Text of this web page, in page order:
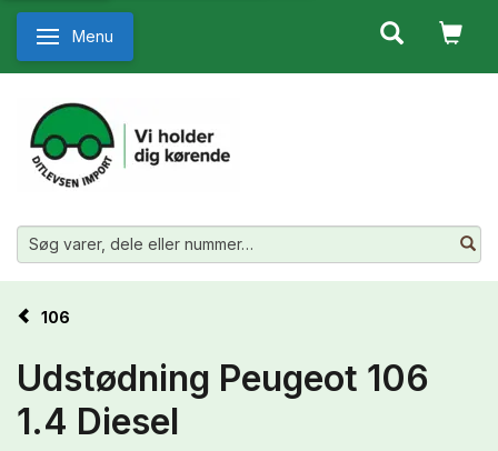
Skifte navigation
Menu
106
Udstødning Peugeot 106
1.4 Diesel